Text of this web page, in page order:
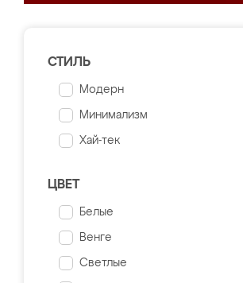
СТИЛЬ
Модерн
Минимализм
Хай-тек
ЦВЕТ
Белые
Венге
Светлые